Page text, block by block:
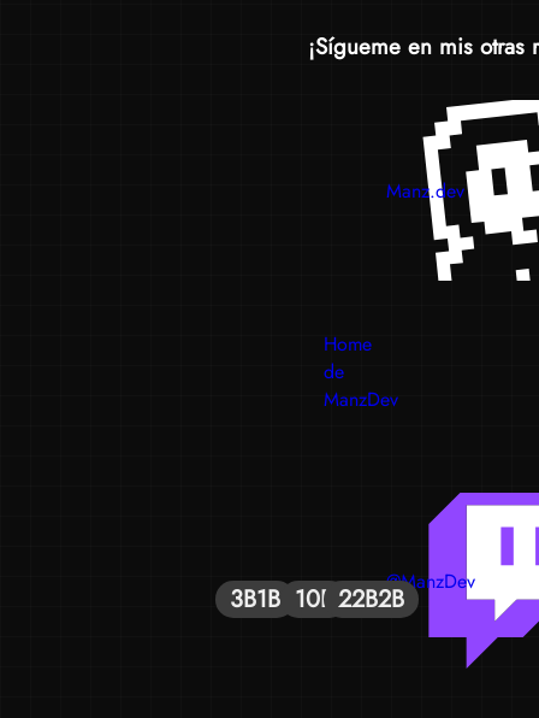
¡Sígueme en mis otras
Manz.dev
Home
de
ManzDev
@ManzDev
3B1B 10B 22B2B